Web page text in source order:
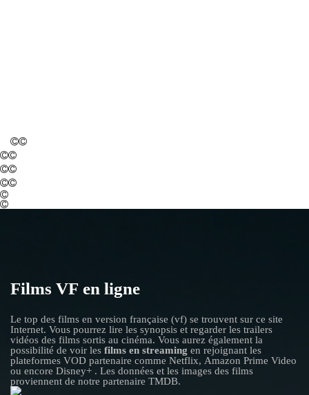
Films VF en ligne
Le top des films en version française (vf) se trouvent sur ce site
Internet. Vous pourrez lire les synopsis et regarder les trailers
vidéos des films sortis au cinéma. Vous aurez également la
possibilité de voir les films en streaming en rejoignant les
plateformes VOD partenaire comme Netflix, Amazon Prime Video
ou encore Disney+ . Les données et les images des films
proviennent de notre partenaire TMDB.